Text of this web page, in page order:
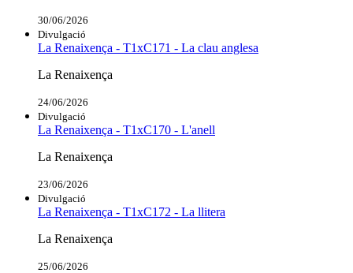
30/06/2026
Divulgació
La Renaixença - T1xC171 - La clau anglesa
La Renaixença
24/06/2026
Divulgació
La Renaixença - T1xC170 - L'anell
La Renaixença
23/06/2026
Divulgació
La Renaixença - T1xC172 - La llitera
La Renaixença
25/06/2026